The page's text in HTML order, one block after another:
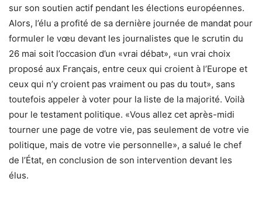
sur son soutien actif pendant les élections européennes.
Alors, l’élu a profité de sa dernière journée de mandat pour
formuler le vœu devant les journalistes que le scrutin du
26 mai soit l’occasion d’un «vrai débat», «un vrai choix
proposé aux Français, entre ceux qui croient à l’Europe et
ceux qui n’y croient pas vraiment ou pas du tout», sans
toutefois appeler à voter pour la liste de la majorité. Voilà
pour le testament politique. «Vous allez cet après-midi
tourner une page de votre vie, pas seulement de votre vie
politique, mais de votre vie personnelle», a salué le chef
de l’État, en conclusion de son intervention devant les
élus.